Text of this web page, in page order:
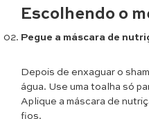
Escolhendo o
Pegue a máscara de
Depois de enxaguar o
água. Use uma toalha só
Aplique a máscara de
fios.